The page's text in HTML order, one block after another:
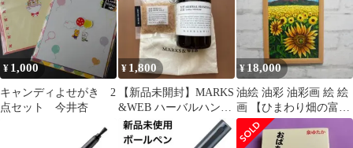
¥ 1,000
キャンディよせがき 2
点セット 今井杏
¥ 1,800
【新品未開封】MARKS
&WEB ハーバルハンド
ソープ&バスソルト
¥18,000
油絵 油彩 油彩画 絵 絵
画 【ひまわり畑の富士
山】